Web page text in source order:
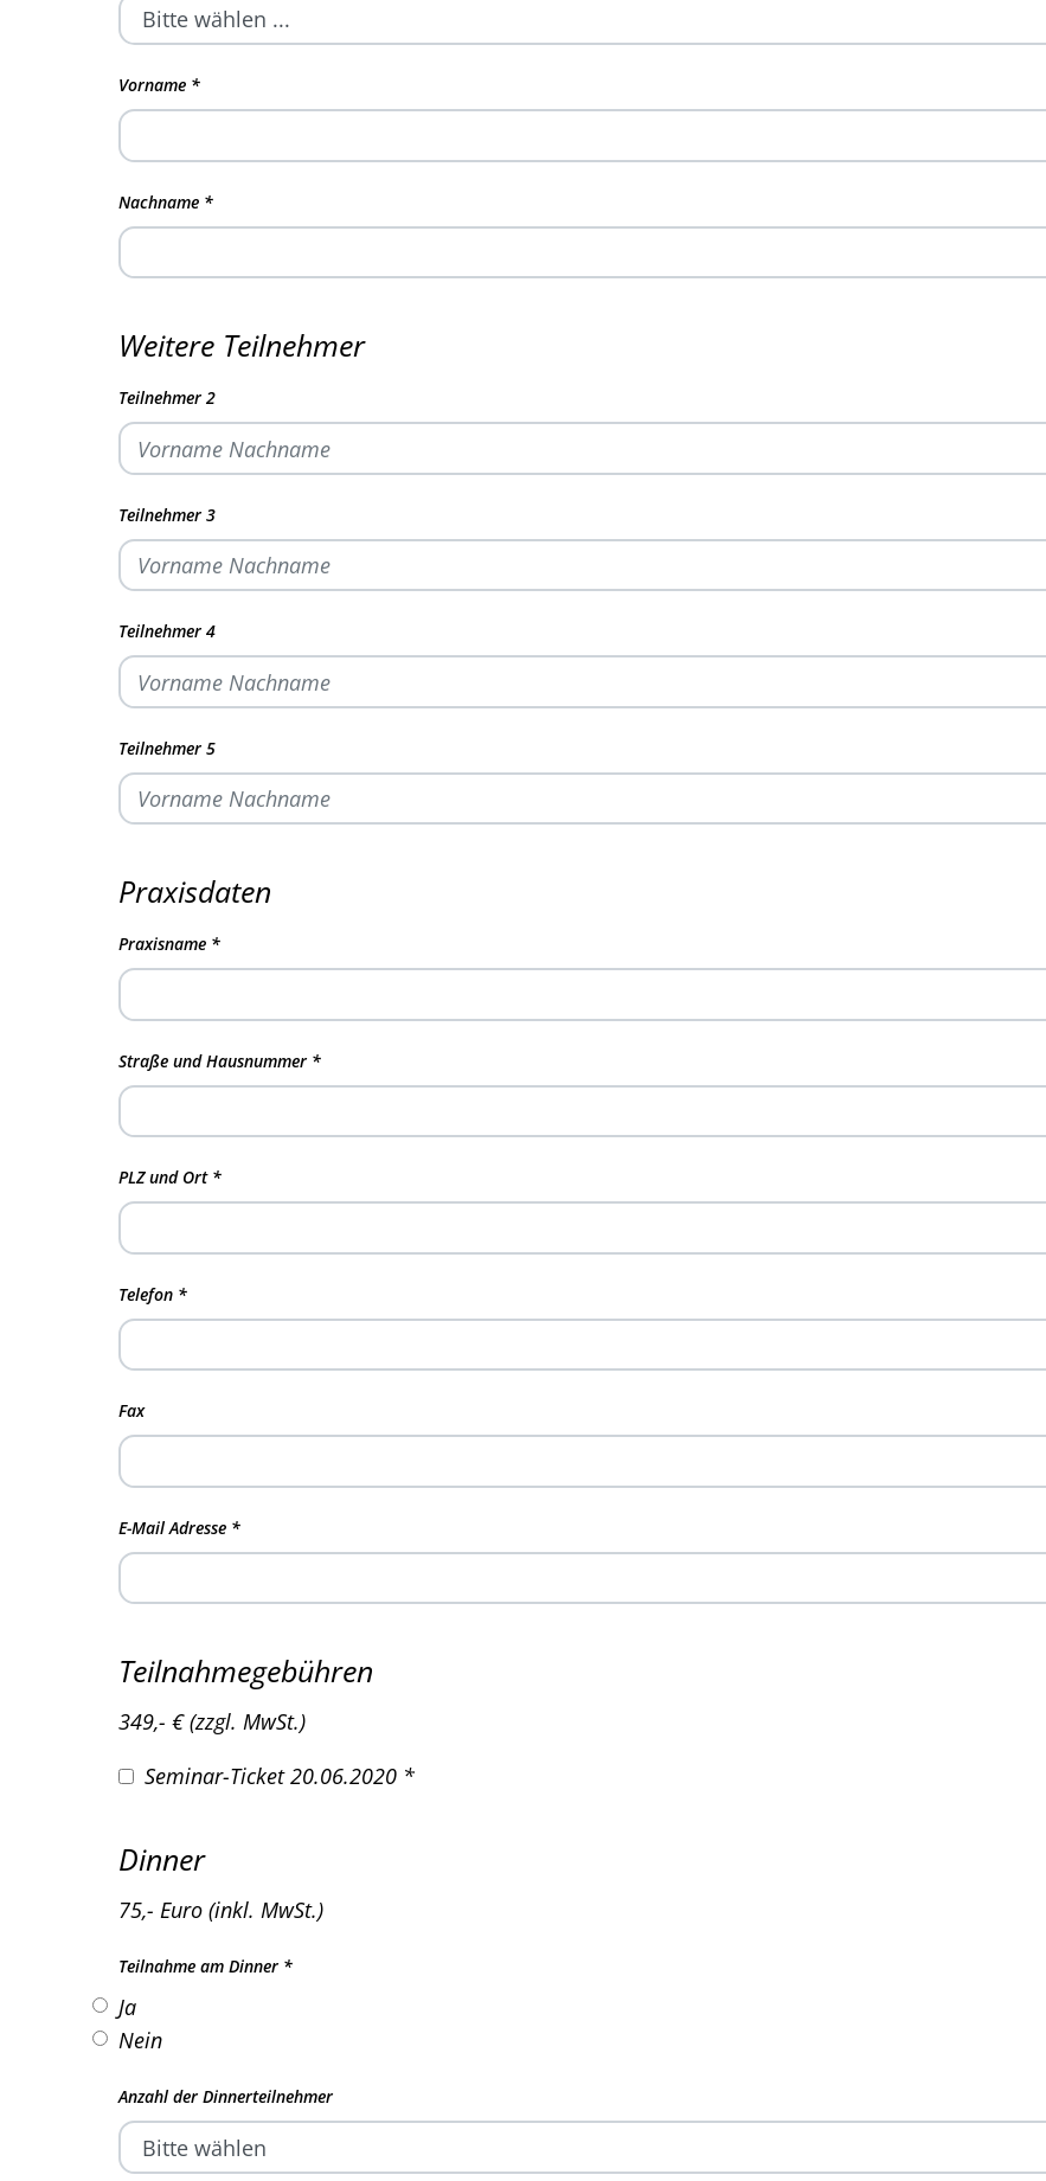
Vorname *
Nachname *
Weitere Teilnehmer
Teilnehmer 2
Teilnehmer 3
Teilnehmer 4
Teilnehmer 5
Praxisdaten
Praxisname *
Straße und Hausnummer *
PLZ und Ort *
Telefon *
Fax
E-Mail Adresse *
Teilnahmegebühren
349,- € (zzgl. MwSt.)
Seminar-Ticket 20.06.2020 *
Dinner
75,- Euro (inkl. MwSt.)
Teilnahme am Dinner *
Ja
Nein
Anzahl der Dinnerteilnehmer